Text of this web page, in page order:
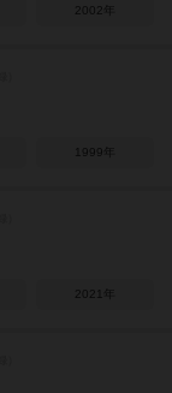
2002年
1999年
2021年